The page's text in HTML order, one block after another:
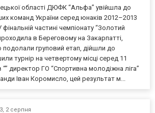
області ДЮФК “Альфа” увійшла до
команд України серед юнаків 2012–2013
частині чемпіонату “Золотий
в Береговому на Закарпатті,
подолали груповий етап, дійшли до
турнір на четвертому місці серед 11
директор ГО “Спортивна молодіжна ліга”
Іван Коромисло, цей результат м...
2 серпня